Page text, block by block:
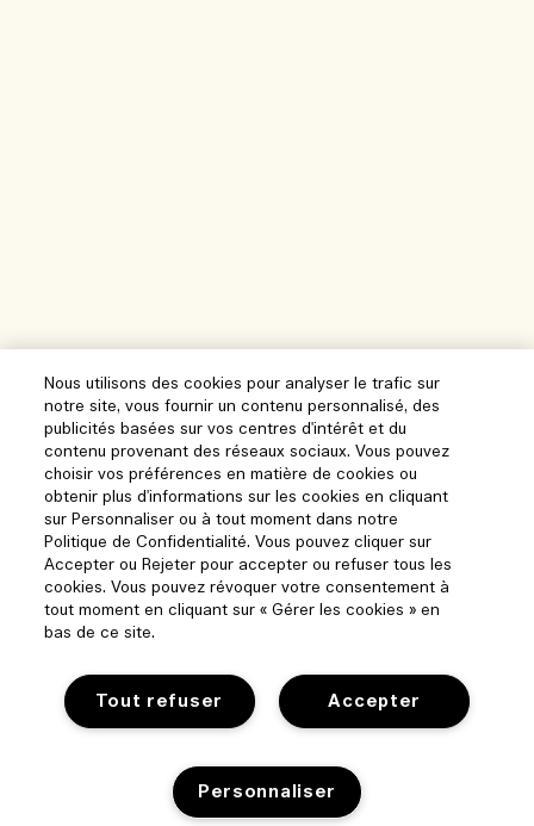
Aide
Suivre ma commande
Ma commande
Retours et remboursements
Trouver une boutique
Nos collaborateurs et notre lieu de travail
Notre entreprise
Informations sur l’entreprise
Confidentialité et conditions
Nous utilisons des cookies pour analyser le trafic sur
notre site, vous fournir un contenu personnalisé, des
publicités basées sur vos centres d'intérêt et du
contenu provenant des réseaux sociaux. Vous pouvez
choisir vos préférences en matière de cookies ou
obtenir plus d'informations sur les cookies en cliquant
sur Personnaliser ou à tout moment dans notre
Politique de Confidentialité. Vous pouvez cliquer sur
Accepter ou Rejeter pour accepter ou refuser tous les
cookies. Vous pouvez révoquer votre consentement à
tout moment en cliquant sur « Gérer les cookies » en
bas de ce site.
Accepter
Tout refuser
Personnaliser